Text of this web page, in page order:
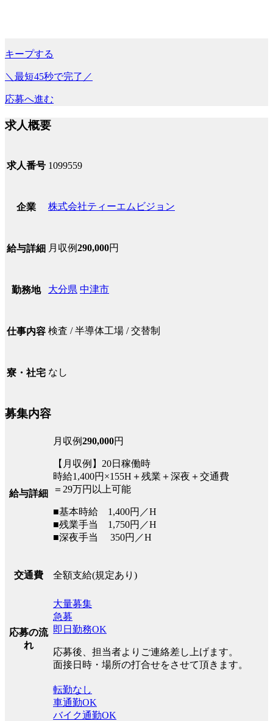
キープする
＼最短45秒で完了／
応募へ進む
求人概要
求人番号 1099559
企業 株式会社ティーエムビジョン
給与詳細 月収例290,000円
勤務地 大分県 中津市
仕事内容 検査 / 半導体工場 / 交替制
寮・社宅 なし
募集内容
給与詳細
月収例290,000円
【月収例】20日稼働時
時給1,400円×155H＋残業＋深夜＋交通費
＝29万円以上可能
■基本時給 1,400円／H
■残業手当 1,750円／H
■深夜手当 350円／H
交通費 全額支給(規定あり)
応募の流
れ
大量募集
急募
即日勤務OK
応募後、担当者よりご連絡差し上げます。
面接日時・場所の打合せをさせて頂きます。
転勤なし
車通勤OK
バイク通勤OK